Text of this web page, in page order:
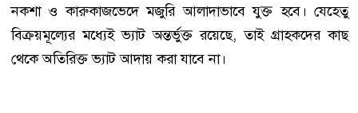
নকশা ও কারুকাজভেদে মজুরি আলাদাভাবে যুক্ত হবে। যেহেতু
বিক্রয়মূল্যের মধ্যেই ভ্যাট অন্তর্ভুক্ত রয়েছে, তাই গ্রাহকদের কাছ
থেকে অতিরিক্ত ভ্যাট আদায় করা যাবে না।